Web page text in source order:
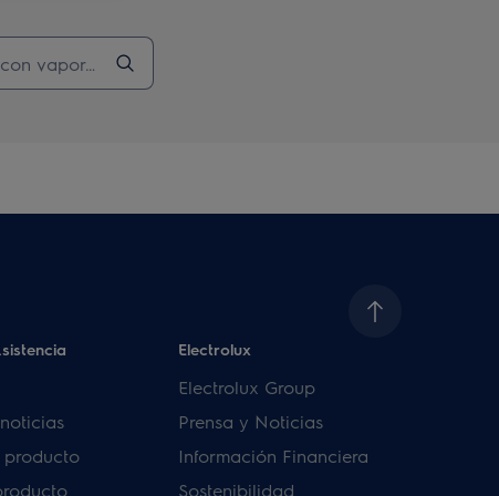
producto
Electrolux
Electrolux Group
Prensa y Noticias
Información Financiera
Sostenibilidad